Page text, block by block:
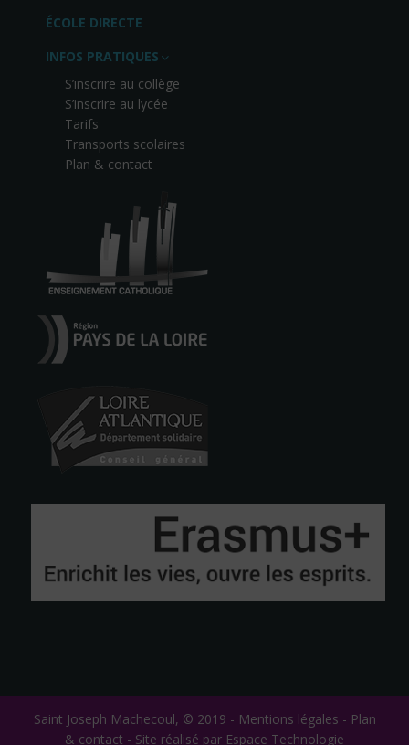
ÉCOLE DIRECTE
INFOS PRATIQUES
S’inscrire au collège
S’inscrire au lycée
Tarifs
Transports scolaires
Plan & contact
Saint Joseph Machecoul, © 2019 - Mentions légales - Plan
& contact - Site réalisé par Espace Technologie